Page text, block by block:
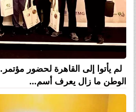
لم يأتوا إلى القاهرة لحضور
الوطن ما زال يعرف أسم...